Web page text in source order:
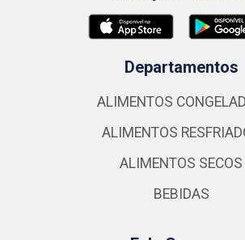
Departamentos
ALIMENTOS
ALIMENTOS
ALIMENTOS SECOS
BEBIDAS